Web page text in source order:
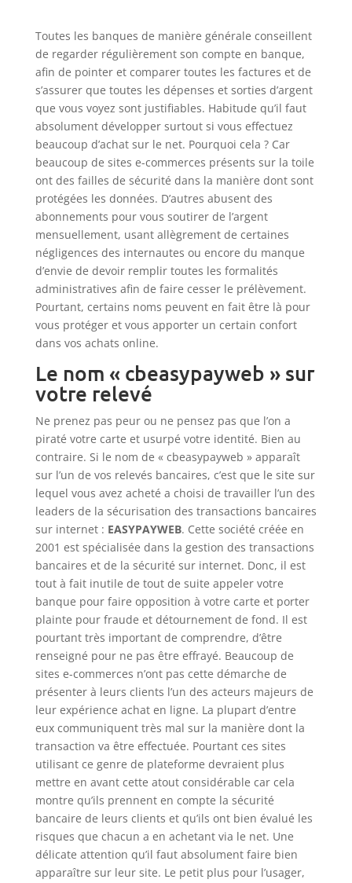
Toutes les banques de manière générale conseillent
de regarder régulièrement son compte en banque,
afin de pointer et comparer toutes les factures et de
s’assurer que toutes les dépenses et sorties d’argent
que vous voyez sont justifiables. Habitude qu’il faut
absolument développer surtout si vous effectuez
beaucoup d’achat sur le net. Pourquoi cela ? Car
beaucoup de sites e-commerces présents sur la toile
ont des failles de sécurité dans la manière dont sont
protégées les données. D’autres abusent des
abonnements pour vous soutirer de l’argent
mensuellement, usant allègrement de certaines
négligences des internautes ou encore du manque
d’envie de devoir remplir toutes les formalités
administratives afin de faire cesser le prélèvement.
Pourtant, certains noms peuvent en fait être là pour
vous protéger et vous apporter un certain confort
dans vos achats online.
Le nom « cbeasypayweb » sur
votre relevé
Ne prenez pas peur ou ne pensez pas que l’on a
piraté votre carte et usurpé votre identité. Bien au
contraire. Si le nom de « cbeasypayweb » apparaît
sur l’un de vos relevés bancaires, c’est que le site sur
lequel vous avez acheté a choisi de travailler l’un des
leaders de la sécurisation des transactions bancaires
sur internet : EASYPAYWEB. Cette société créée en
2001 est spécialisée dans la gestion des transactions
bancaires et de la sécurité sur internet. Donc, il est
tout à fait inutile de tout de suite appeler votre
banque pour faire opposition à votre carte et porter
plainte pour fraude et détournement de fond. Il est
pourtant très important de comprendre, d’être
renseigné pour ne pas être effrayé. Beaucoup de
sites e-commerces n’ont pas cette démarche de
présenter à leurs clients l’un des acteurs majeurs de
leur expérience achat en ligne. La plupart d’entre
eux communiquent très mal sur la manière dont la
transaction va être effectuée. Pourtant ces sites
utilisant ce genre de plateforme devraient plus
mettre en avant cette atout considérable car cela
montre qu’ils prennent en compte la sécurité
bancaire de leurs clients et qu’ils ont bien évalué les
risques que chacun a en achetant via le net. Une
délicate attention qu’il faut absolument faire bien
apparaître sur leur site. Le petit plus pour l’usager,